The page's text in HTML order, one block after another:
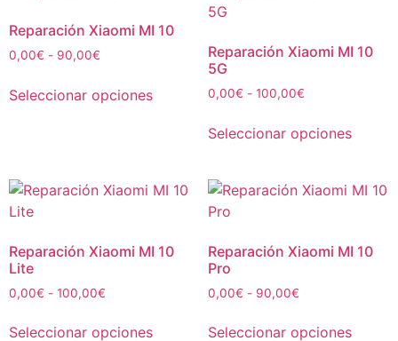
Reparación Xiaomi MI 10
0,00€ - 90,00€
Seleccionar opciones
Reparación Xiaomi MI 10
5G
0,00€ - 100,00€
Seleccionar opciones
Reparación Xiaomi MI 10
Lite
0,00€ - 100,00€
Seleccionar opciones
Reparación Xiaomi MI 10
Pro
0,00€ - 90,00€
Seleccionar opciones